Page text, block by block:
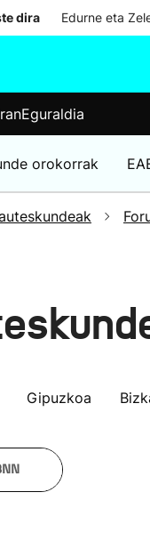
dira Edurne eta
Eguraldia
orokorrak
Gipuzkoa